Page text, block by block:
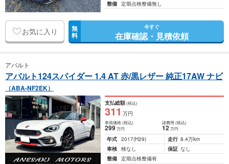
整備 定期点検整備無し
お気に入り 無
料
今すぐ
在庫確認・見積依頼
アバルト
アバルト124スパイダー 1.4 AT 赤/黒レザー 純正17AW ナビ
（ABA-NF2EK）
支払総額(税込)
311 万円
車両価格(税込)
299万円
諸費用 (税込)
12 万円
年式 2017(H29) 走行 8.4万km
車検 検なし 保証 なし
整備 定期点検整備有